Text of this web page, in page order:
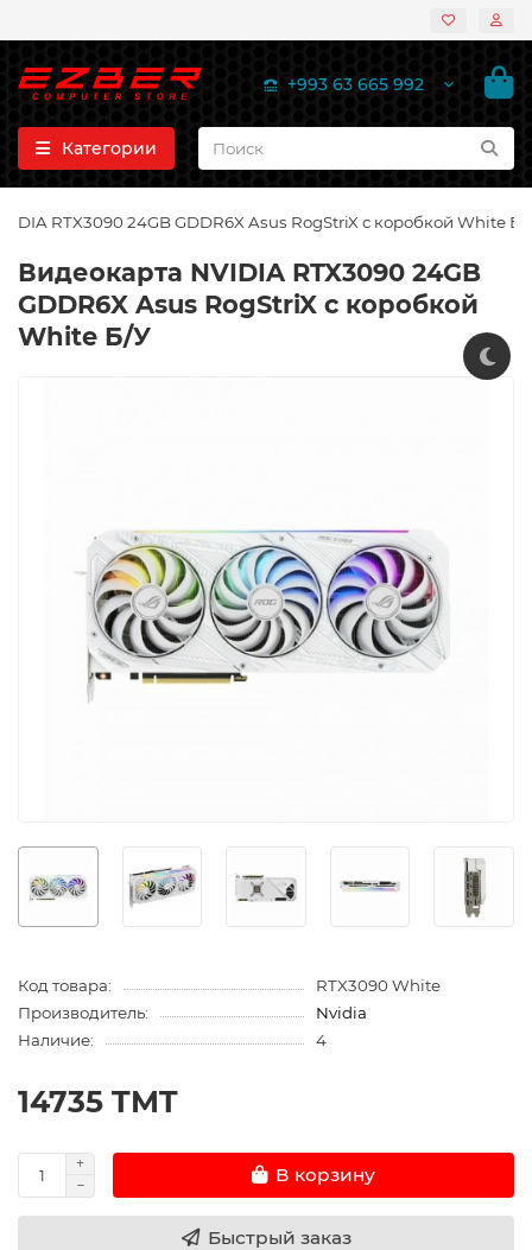
+993 63 665 992
Категории
RTX3090 24GB GDDR6X Asus RogStriX с коробкой White Б/
Видеокарта NVIDIA RTX3090 24GB
GDDR6X Asus RogStriX с коробкой
White Б/У
Код товара:
RTX3090 White
Производитель:
Nvidia
Наличие:
4
14735 TMT
В корзину
Быстрый заказ